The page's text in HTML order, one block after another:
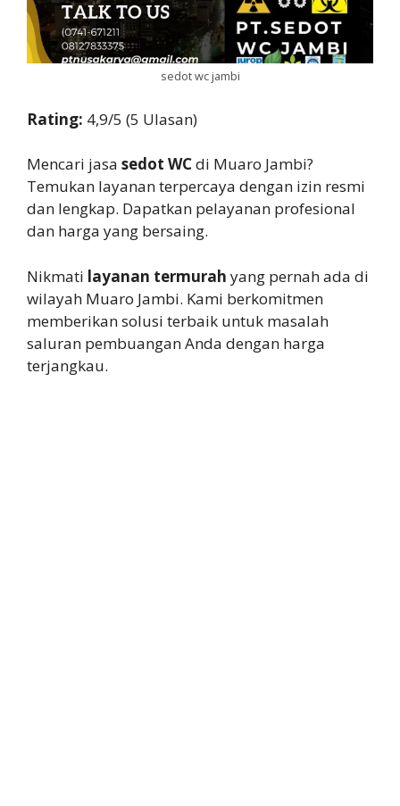
sedot wc jambi
Rating: 4,9/5 (5 Ulasan)
Mencari jasa sedot WCdi Muaro Jambi?
Temukan layanan terpercaya dengan izin resmi
dan lengkap. Dapatkan pelayanan profesional
dan harga yang bersaing.
Nikmati layanan termurah yang pernah ada di
wilayah Muaro Jambi. Kami berkomitmen
memberikan solusi terbaik untuk masalah
saluran pembuangan Anda dengan harga
terjangkau.